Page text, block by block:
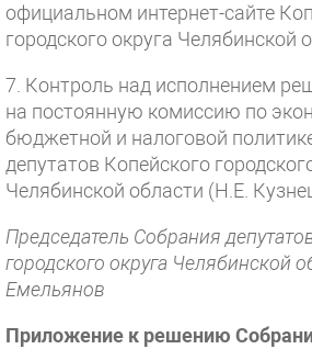
официальном интернет-сайте
городского округа Челябинской
7. Контроль над исполнением
на постоянную комиссию по
бюджетной и налоговой
депутатов Копейского
Челябинской области (Н.Е.
Председатель Собрания
городского округа Челябинской
Емельянов
Приложение к решению